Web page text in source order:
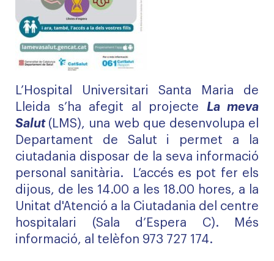
L’Hospital Universitari Santa Maria de
Lleida s’ha afegit al projecte La meva
Salut (LMS), una web que desenvolupa el
Departament de Salut i permet a la
ciutadania disposar de la seva informació
personal sanitària. L’accés es pot fer els
dijous, de les 14.00 a les 18.00 hores, a la
Unitat d'Atenció a la Ciutadania del centre
hospitalari (Sala d’Espera C). Més
informació, al telèfon 973 727 174.